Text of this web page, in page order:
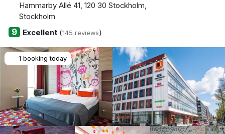
Stockholm
Göteborg
Malmö
Hela Norge
Oslo
Hammarby Allé 41, 120 30 Stockholm,
Stockholm
9 Excellent(145 reviews)
1 booking today